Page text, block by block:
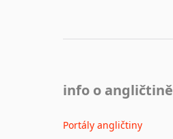
info o angličtině
Portály angličtiny